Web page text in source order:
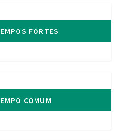
FORTES
COMUM